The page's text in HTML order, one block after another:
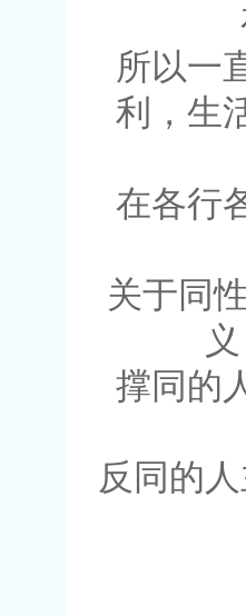
所以一
利，生
在各行
关于同
撑同的
反同的